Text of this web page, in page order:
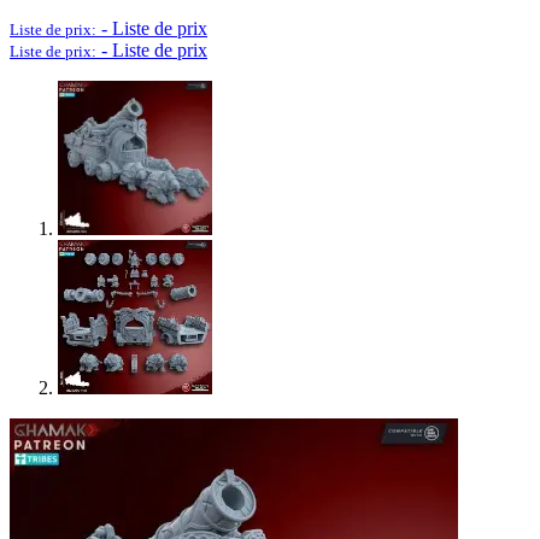
Liste de prix: - Liste de prix
Liste de prix: - Liste de prix